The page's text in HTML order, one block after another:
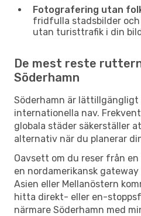
Fotografering utan
fridfulla stadsbilder
utan turisttrafik i din
De mest reste
Söderhamn
Söderhamn är
internationella nav.
globala städer säkerställer
alternativ när du planerar
Oavsett om du reser från
en nordamerikansk
Asien eller Mellanöstern
hitta direkt- eller en-
närmare Söderhamn med